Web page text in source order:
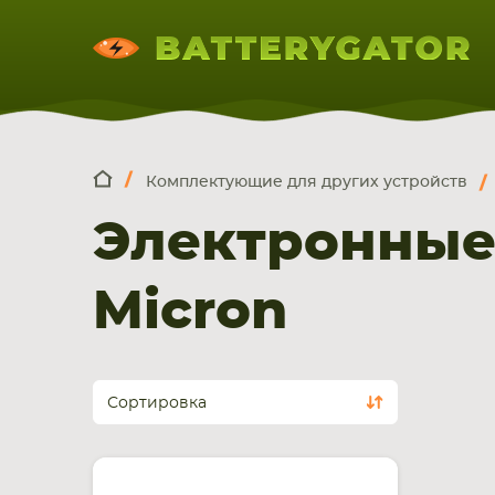
НОУТБУКА
ПЛАНШЕТА
СМАРТФОНА
Комплектующие для других устройств
Micron
Сортировка